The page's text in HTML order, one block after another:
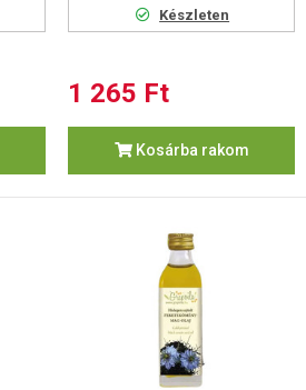
Készleten
1 265 Ft
Kosárba rakom